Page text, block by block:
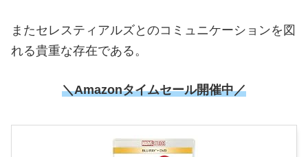
またセレスティアルズとのコミュニケーションを図
れる貴重な存在である。
＼Amazonタイムセール開催中／